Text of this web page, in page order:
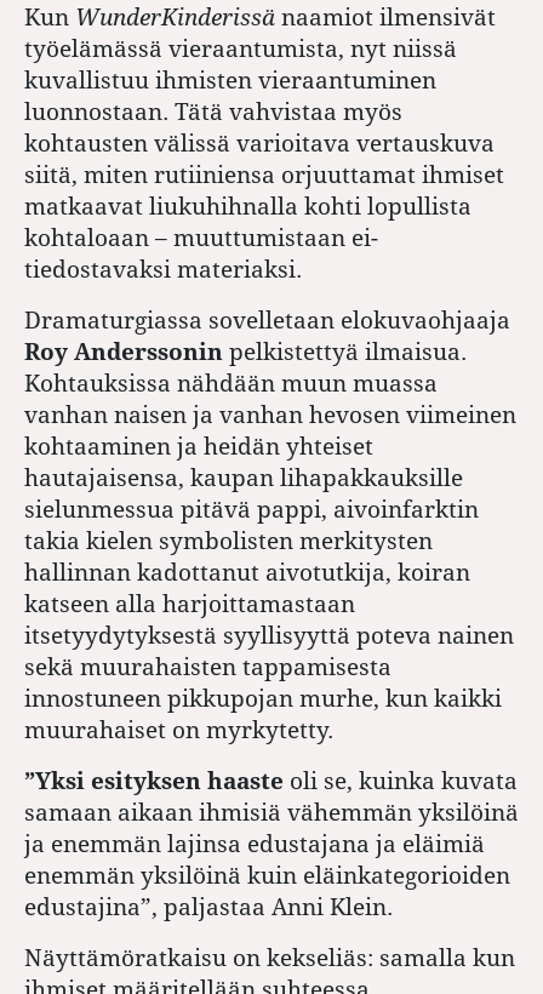
Kun WunderKinderissä naamiot ilmensivät
työelämässä vieraantumista, nyt niissä
kuvallistuu ihmisten vieraantuminen
luonnostaan. Tätä vahvistaa myös
kohtausten välissä varioitava vertauskuva
siitä, miten rutiiniensa orjuuttamat ihmiset
matkaavat liukuhihnalla kohti lopullista
kohtaloaan – muuttumistaan ei-
tiedostavaksi materiaksi.
Dramaturgiassa sovelletaan elokuvaohjaaja
Roy Anderssonin pelkistettyä ilmaisua.
Kohtauksissa nähdään muun muassa
vanhan naisen ja vanhan hevosen viimeinen
kohtaaminen ja heidän yhteiset
hautajaisensa, kaupan lihapakkauksille
sielunmessua pitävä pappi, aivoinfarktin
takia kielen symbolisten merkitysten
hallinnan kadottanut aivotutkija, koiran
katseen alla harjoittamastaan
itsetyydytyksestä syyllisyyttä poteva nainen
sekä muurahaisten tappamisesta
innostuneen pikkupojan murhe, kun kaikki
muurahaiset on myrkytetty.
”Yksi esityksen haaste oli se, kuinka kuvata
samaan aikaan ihmisiä vähemmän yksilöinä
ja enemmän lajinsa edustajana ja eläimiä
enemmän yksilöinä kuin eläinkategorioiden
edustajina”, paljastaa Anni Klein.
Näyttämöratkaisu on kekseliäs: samalla kun